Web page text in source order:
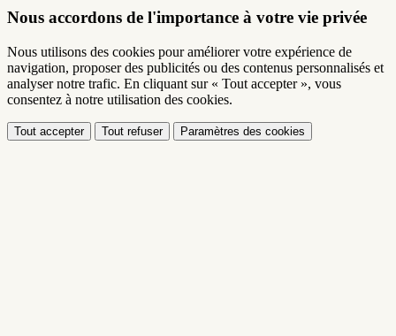
Nous accordons de l'importance à votre vie privée
Nous utilisons des cookies pour améliorer votre expérience de
navigation, proposer des publicités ou des contenus personnalisés et
analyser notre trafic. En cliquant sur « Tout accepter », vous
consentez à notre utilisation des cookies.
Tout accepter Tout refuser Paramètres des cookies